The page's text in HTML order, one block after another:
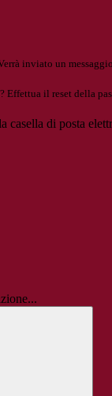
inviato un
Effettua il reset della
casella di posta